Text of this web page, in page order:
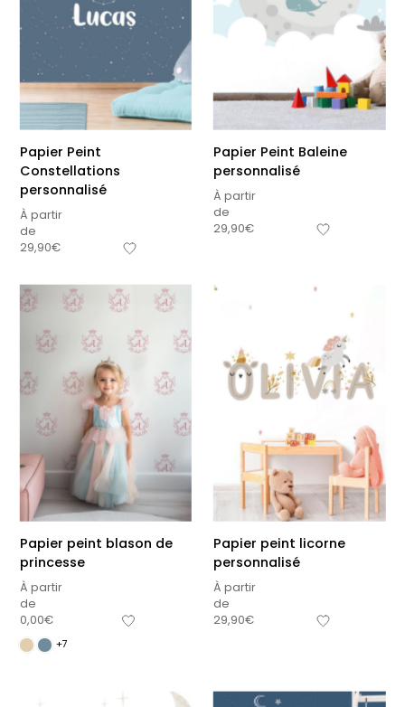
Papier Peint
Constellations
personnalisé
À partir
de
29,90€
Papier Peint Baleine
personnalisé
À partir
de
29,90€
Papier peint blason de
princesse
À partir
de
0,00€
+7
Papier peint licorne
personnalisé
À partir
de
29,90€